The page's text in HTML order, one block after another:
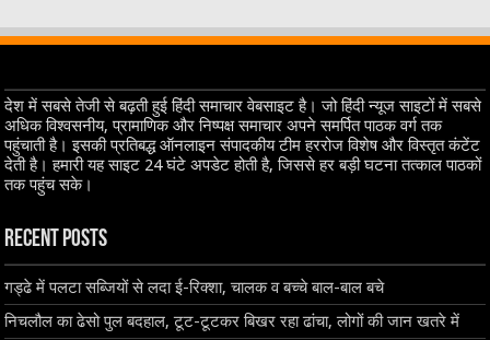
देश में सबसे तेजी से बढ़ती हुई हिंदी समाचार वेबसाइट है। जो हिंदी न्यूज साइटों में सबसे
अधिक विश्वसनीय, प्रामाणिक और निष्पक्ष समाचार अपने समर्पित पाठक वर्ग तक
पहुंचाती है। इसकी प्रतिबद्ध ऑनलाइन संपादकीय टीम हररोज विशेष और विस्तृत कंटेंट
देती है। हमारी यह साइट 24 घंटे अपडेट होती है, जिससे हर बड़ी घटना तत्काल पाठकों
तक पहुंच सके।
Recent Posts
गड्ढे में पलटा सब्जियों से लदा ई-रिक्शा, चालक व बच्चे बाल-बाल बचे
निचलौल का ढेसो पुल बदहाल, टूट-टूटकर बिखर रहा ढांचा, लोगों की जान खतरे में